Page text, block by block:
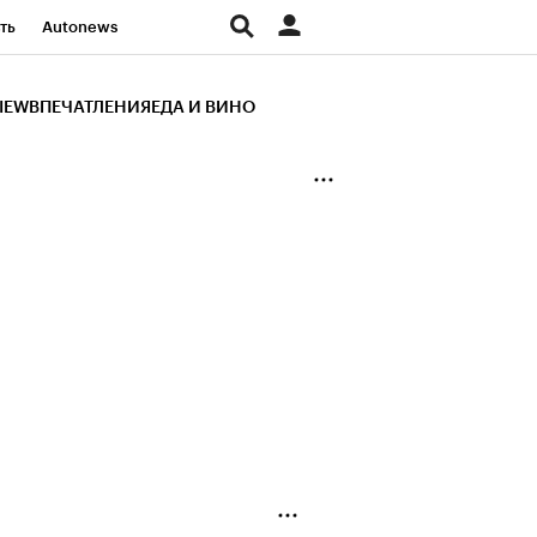
Autonews
ВПЕЧАТЛЕНИЯ ЕДА И ВИНО